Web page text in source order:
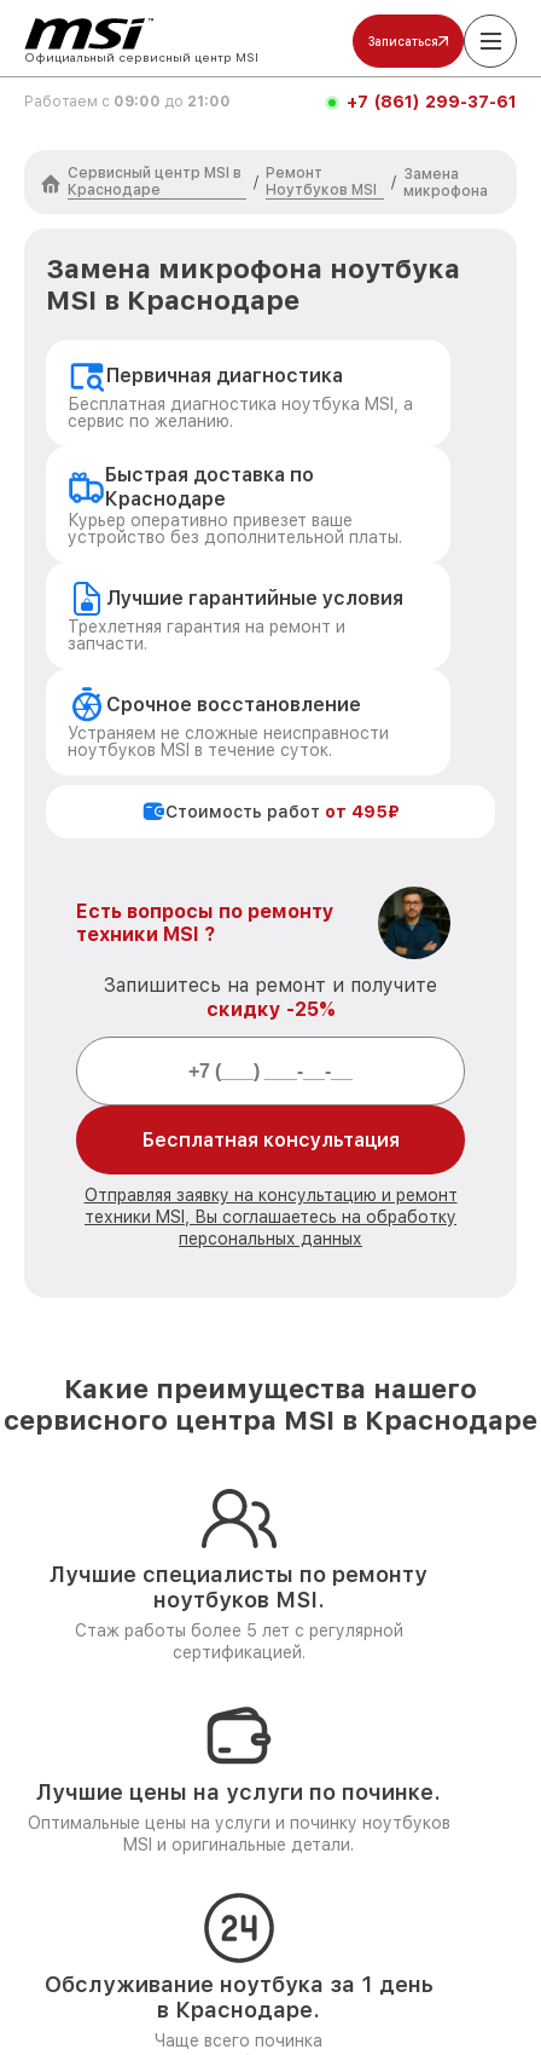
Официальный сервисный центр MSI
Записаться
Работаем с 09:00 до 21:00 +7 (861) 299-37-61
Сервисный центр MSI в
Краснодаре
/
Ремонт
Ноутбуков MSI
/ Замена
микрофона
Замена микрофона ноутбука
MSI в Краснодаре
Первичная диагностика
Бесплатная диагностика ноутбука MSI, а
сервис по желанию.
Быстрая доставка по
Краснодаре
Курьер оперативно привезет ваше
устройство без дополнительной платы.
Лучшие гарантийные условия
Трехлетняя гарантия на ремонт и
запчасти.
Срочное восстановление
Устраняем не сложные неисправности
ноутбуков MSI в течение суток.
Стоимость работ от 495₽
Есть вопросы по ремонту
техники MSI ?
Запишитесь на ремонт и получите
скидку -25%
Бесплатная консультация
Отправляя заявку на консультацию и ремонт
техники MSI, Вы соглашаетесь на обработку
персональных данных
Какие преимущества нашего
сервисного центра MSI в Краснодаре
Лучшие специалисты по ремонту
ноутбуков MSI.
Стаж работы более 5 лет с регулярной
сертификацией.
Лучшие цены на услуги по починке.
Оптимальные цены на услуги и починку ноутбуков
MSI и оригинальные детали.
Обслуживание ноутбука за 1 день
в Краснодаре.
Чаще всего починка